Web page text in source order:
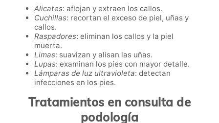
Alicates: aflojan y extraen los callos.
Cuchillas: recortan el exceso de piel, uñas y
callos.
Raspadores: eliminan los callos y la piel
muerta.
Limas: suavizan y alisan las uñas.
Lupas: examinan los pies con mayor detalle.
Lámparas de luz ultravioleta: detectan
infecciones en los pies.
Tratamientos en consulta de
podología